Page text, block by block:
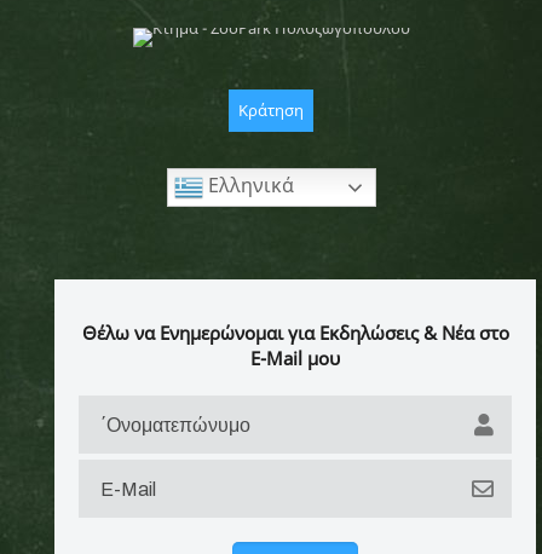
Κράτηση
Ελληνικά
Θέλω να Ενημερώνομαι για Εκδηλώσεις & Νέα στο
E-Mail μου